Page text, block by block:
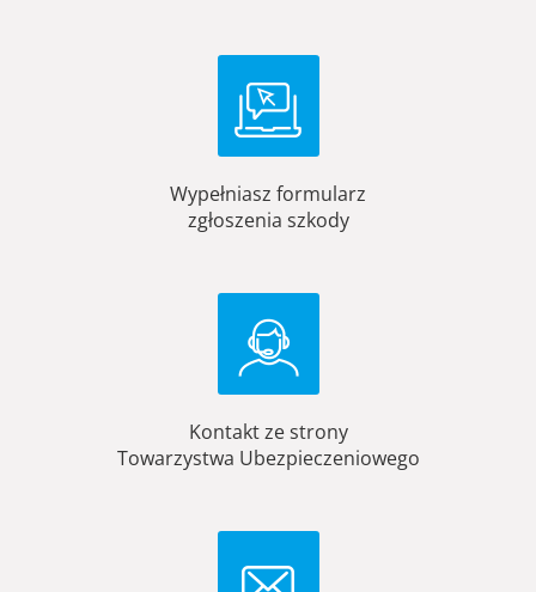
Wypełniasz formularz
zgłoszenia szkody
Kontakt ze strony
Towarzystwa Ubezpieczeniowego